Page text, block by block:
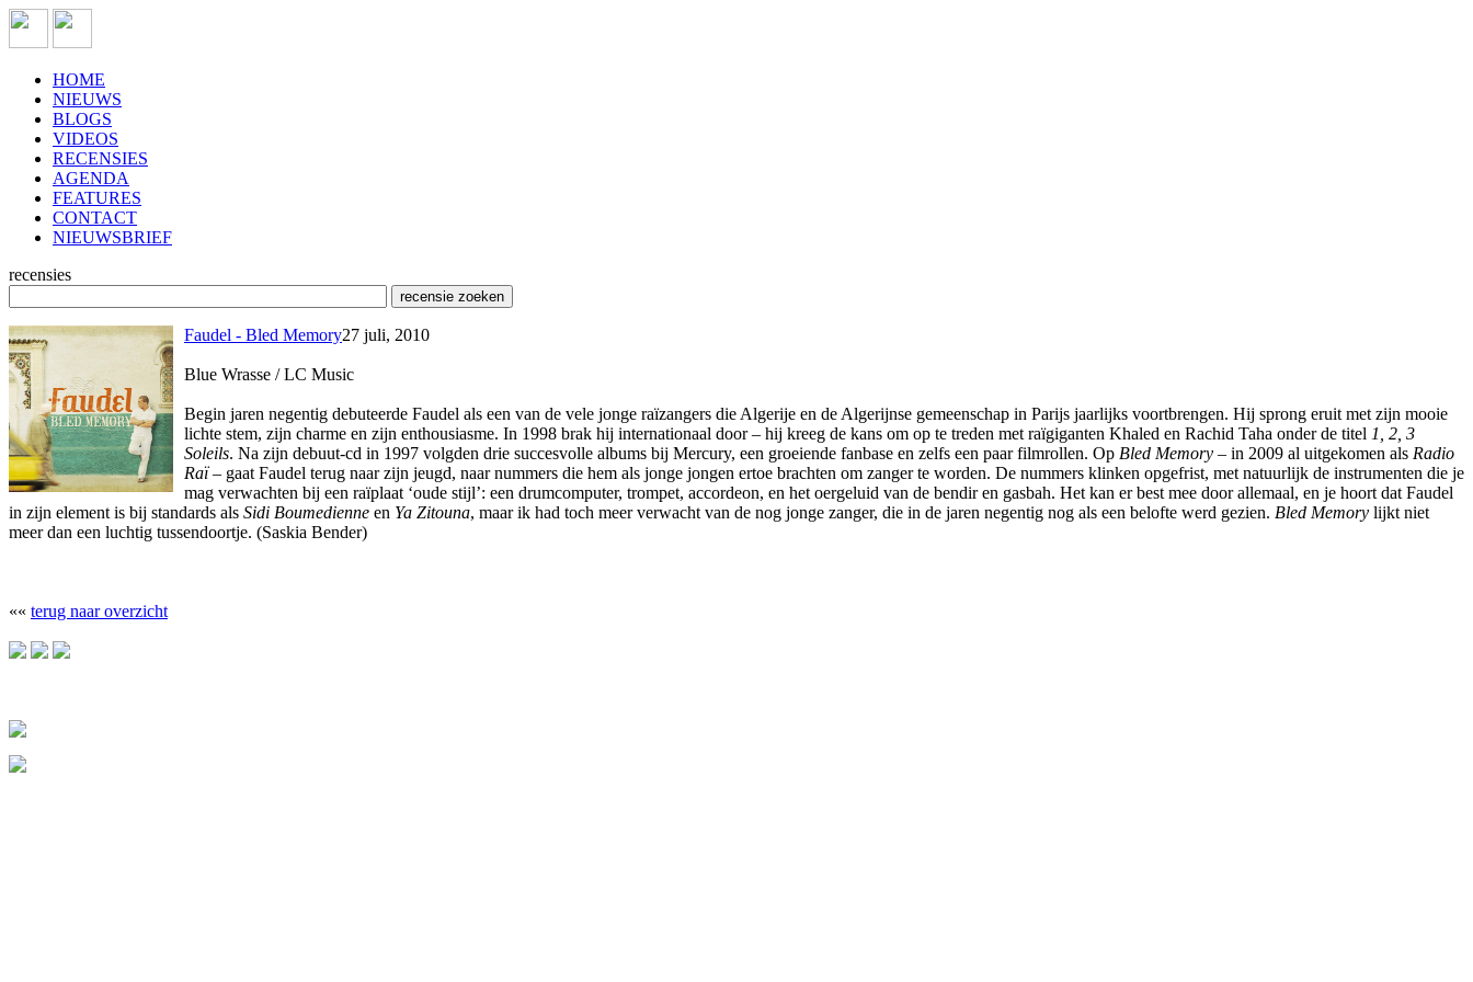
HOME
NIEUWS
BLOGS
VIDEOS
RECENSIES
AGENDA
FEATURES
CONTACT
NIEUWSBRIEF
recensies
Faudel - Bled Memory27 juli, 2010
Blue Wrasse / LC Music
Begin jaren negentig debuteerde Faudel als een van de vele jonge raïzangers die Algerije en de Algerijnse gemeenschap in Parijs jaarlijks voortbrengen. Hij sprong eruit met zijn mooie
lichte stem, zijn charme en zijn enthousiasme. In 1998 brak hij internationaal door – hij kreeg de kans om op te treden met raïgiganten Khaled en Rachid Taha onder de titel 1, 2, 3
Soleils. Na zijn debuut-cd in 1997 volgden drie succesvolle albums bij Mercury, een groeiende fanbase en zelfs een paar filmrollen. Op Bled Memory – in 2009 al uitgekomen als Radio
Raï– gaat Faudel terug naar zijn jeugd, naar nummers die hem als jonge jongen ertoe brachten om zanger te worden. De nummers klinken opgefrist, met natuurlijk de instrumenten die je
mag verwachten bij een raïplaat ‘oude stijl’: een drumcomputer, trompet, accordeon, en het oergeluid van de bendir en gasbah. Het kan er best mee door allemaal, en je hoort dat Faudel
in zijn element is bij standards als Sidi Boumedienne en Ya Zitouna, maar ik had toch meer verwacht van de nog jonge zanger, die in de jaren negentig nog als een belofte werd gezien. Bled Memory lijkt niet
meer dan een luchtig tussendoortje. (Saskia Bender)
«« terug naar overzicht